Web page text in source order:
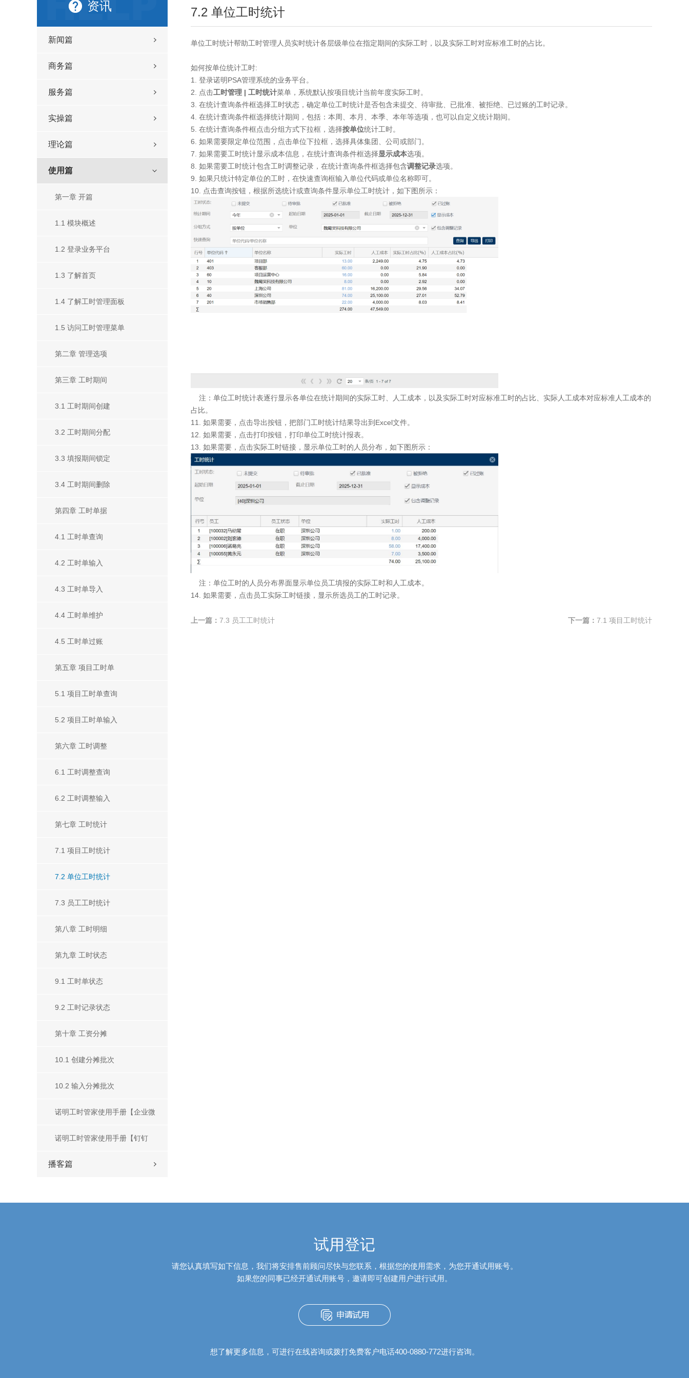
资讯
新闻篇
商务篇
服务篇
实操篇
理论篇
使用篇
第一章 开篇
1.1 模块概述
1.2 登录业务平台
1.3 了解首页
1.4 了解工时管理面板
1.5 访问工时管理菜单
第二章 管理选项
第三章 工时期间
3.1 工时期间创建
3.2 工时期间分配
3.3 填报期间锁定
3.4 工时期间删除
第四章 工时单据
4.1 工时单查询
4.2 工时单输入
4.3 工时单导入
4.4 工时单维护
4.5 工时单过账
第五章 项目工时单
5.1 项目工时单查询
5.2 项目工时单输入
第六章 工时调整
6.1 工时调整查询
6.2 工时调整输入
第七章 工时统计
7.1 项目工时统计
7.2 单位工时统计
7.3 员工工时统计
第八章 工时明细
第九章 工时状态
9.1 工时单状态
9.2 工时记录状态
第十章 工资分摊
10.1 创建分摊批次
10.2 输入分摊批次
诺明工时管家使用手册【企业微
信版】
诺明工时管家使用手册【钉钉
版】
播客篇
7.2 单位工时统计
单位工时统计帮助工时管理人员实时统计各层级单位在指定期间的实际工时，以及实际工时对应标准工时的占比。
如何按单位统计工时:
1. 登录诺明PSA管理系统的业务平台。
2. 点击工时管理 | 工时统计菜单，系统默认按项目统计当前年度实际工时。
3. 在统计查询条件框选择工时状态，确定单位工时统计是否包含未提交、待审批、已批准、被拒绝、已过账的工时记录。
4. 在统计查询条件框选择统计期间，包括：本周、本月、本季、本年等选项，也可以自定义统计期间。
5. 在统计查询条件框点击分组方式下拉框，选择按单位统计工时。
6. 如果需要限定单位范围，点击单位下拉框，选择具体集团、公司或部门。
7. 如果需要工时统计显示成本信息，在统计查询条件框选择显示成本选项。
8. 如果需要工时统计包含工时调整记录，在统计查询条件框选择包含调整记录选项。
9. 如果只统计特定单位的工时，在快速查询框输入单位代码或单位名称即可。
10. 点击查询按钮，根据所选统计或查询条件显示单位工时统计，如下图所示：
注：单位工时统计表逐行显示各单位在统计期间的实际工时、人工成本，以及实际工时对应标准工时的占比、实际人工成本对应标准人工成本的
占比。
11. 如果需要，点击导出按钮，把部门工时统计结果导出到Excel文件。
12. 如果需要，点击打印按钮，打印单位工时统计报表。
13. 如果需要，点击实际工时链接，显示单位工时的人员分布，如下图所示：
注：单位工时的人员分布界面显示单位员工填报的实际工时和人工成本。
14. 如果需要，点击员工实际工时链接，显示所选员工的工时记录。
上一篇： 7.3 员工工时统计 下一篇： 7.1 项目工时统计
试用登记
请您认真填写如下信息，我们将安排售前顾问尽快与您联系，根据您的使用需求，为您开通试用账号。
如果您的同事已经开通试用账号，邀请即可创建用户进行试用。
想了解更多信息，可进行在线咨询或拨打免费客户电话400-0880-772进行咨询。